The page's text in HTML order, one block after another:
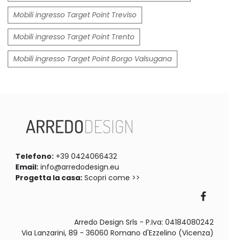
Mobili ingresso Target Point Treviso
Mobili ingresso Target Point Trento
Mobili ingresso Target Point Borgo Valsugana
Telefono: +39 0424066432
Email: info@arredodesign.eu
Progetta la casa: Scopri come >>
Arredo Design Srls - P.Iva: 04184080242
Via Lanzarini, 89 - 36060 Romano d'Ezzelino (Vicenza)